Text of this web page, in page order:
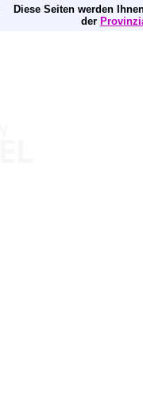
Diese Seiten werden
der